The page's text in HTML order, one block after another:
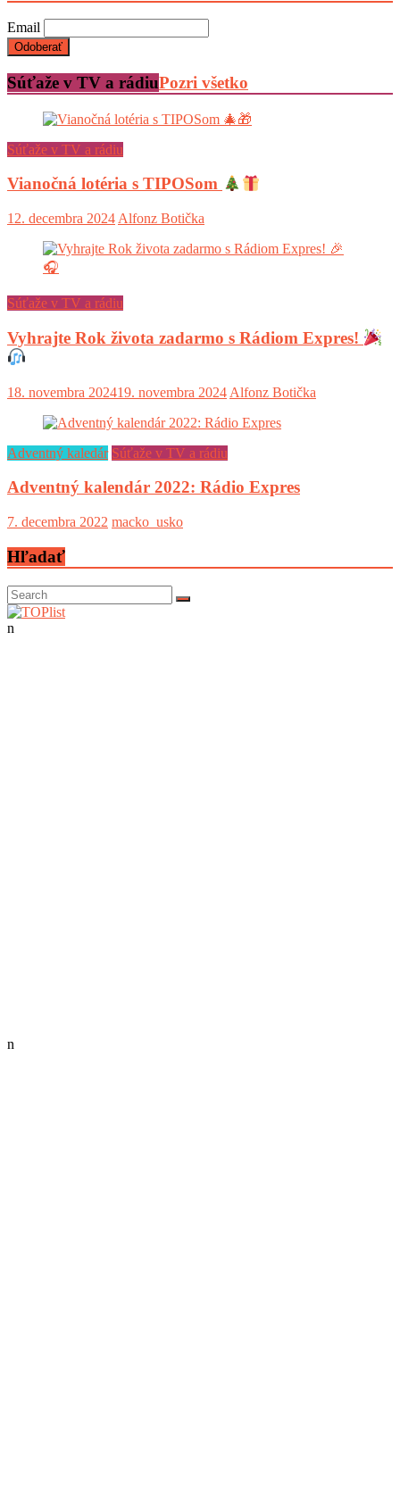
Email
Súťaže v TV a rádiuPozri všetko
Súťaže v TV a rádiu
Vianočná lotéria s TIPOSom
12. decembra 2024 Alfonz Botička
Súťaže v TV a rádiu
Vyhrajte Rok života zadarmo s Rádiom Expres!
18. novembra 202419. novembra 2024 Alfonz Botička
Adventný kaledár Súťaže v TV a rádiu
Adventný kalendár 2022: Rádio Expres
7. decembra 2022 macko_usko
Hľadať
n
n